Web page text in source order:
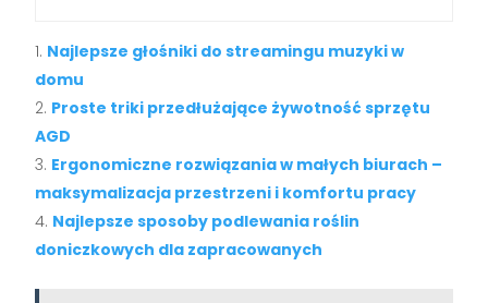
Najlepsze głośniki do streamingu muzyki w
domu
Proste triki przedłużające żywotność sprzętu
AGD
Ergonomiczne rozwiązania w małych biurach –
maksymalizacja przestrzeni i komfortu pracy
Najlepsze sposoby podlewania roślin
doniczkowych dla zapracowanych